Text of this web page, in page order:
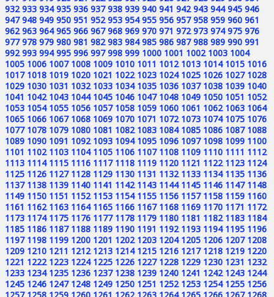
932 933 934 935 936 937 938 939 940 941 942 943 944 945 946
947 948 949 950 951 952 953 954 955 956 957 958 959 960 961
962 963 964 965 966 967 968 969 970 971 972 973 974 975 976
977 978 979 980 981 982 983 984 985 986 987 988 989 990 991
992 993 994 995 996 997 998 999 1000 1001 1002 1003 1004
1005 1006 1007 1008 1009 1010 1011 1012 1013 1014 1015 1016
1017 1018 1019 1020 1021 1022 1023 1024 1025 1026 1027 1028
1029 1030 1031 1032 1033 1034 1035 1036 1037 1038 1039 1040
1041 1042 1043 1044 1045 1046 1047 1048 1049 1050 1051 1052
1053 1054 1055 1056 1057 1058 1059 1060 1061 1062 1063 1064
1065 1066 1067 1068 1069 1070 1071 1072 1073 1074 1075 1076
1077 1078 1079 1080 1081 1082 1083 1084 1085 1086 1087 1088
1089 1090 1091 1092 1093 1094 1095 1096 1097 1098 1099 1100
1101 1102 1103 1104 1105 1106 1107 1108 1109 1110 1111 1112
1113 1114 1115 1116 1117 1118 1119 1120 1121 1122 1123 1124
1125 1126 1127 1128 1129 1130 1131 1132 1133 1134 1135 1136
1137 1138 1139 1140 1141 1142 1143 1144 1145 1146 1147 1148
1149 1150 1151 1152 1153 1154 1155 1156 1157 1158 1159 1160
1161 1162 1163 1164 1165 1166 1167 1168 1169 1170 1171 1172
1173 1174 1175 1176 1177 1178 1179 1180 1181 1182 1183 1184
1185 1186 1187 1188 1189 1190 1191 1192 1193 1194 1195 1196
1197 1198 1199 1200 1201 1202 1203 1204 1205 1206 1207 1208
1209 1210 1211 1212 1213 1214 1215 1216 1217 1218 1219 1220
1221 1222 1223 1224 1225 1226 1227 1228 1229 1230 1231 1232
1233 1234 1235 1236 1237 1238 1239 1240 1241 1242 1243 1244
1245 1246 1247 1248 1249 1250 1251 1252 1253 1254 1255 1256